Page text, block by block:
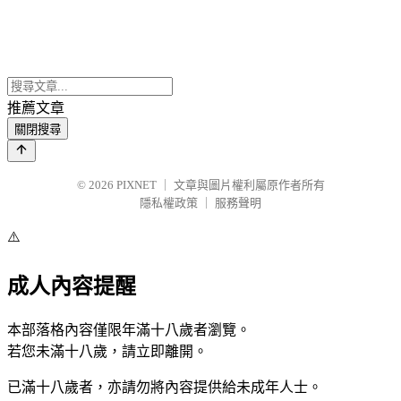
推薦文章
關閉搜尋
© 2026 PIXNET
文章與圖片權利屬原作者所有
隱私權政策
服務聲明
⚠️
成人內容提醒
本部落格內容僅限年滿十八歲者瀏覽。
若您未滿十八歲，請立即離開。
已滿十八歲者，亦請勿將內容提供給未成年人士。